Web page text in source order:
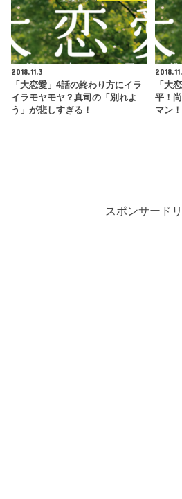
2018.11.3
「大恋愛」4話の終わり方にイラ
イラモヤモヤ？真司の「別れよ
う」が悲しすぎる！
「大
平！
マン！
スポンサード